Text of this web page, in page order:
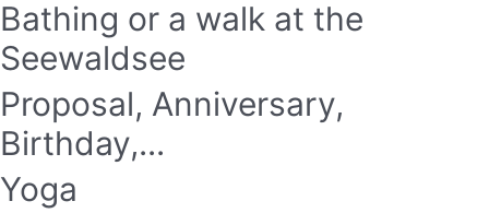
Bathing or a walk at the
Seewaldsee
Proposal, Anniversary,
Birthday,...
Yoga